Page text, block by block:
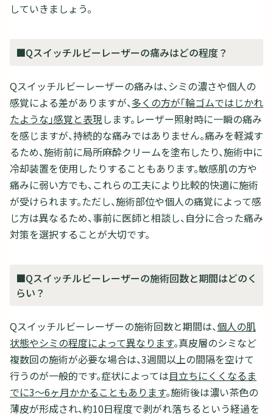
していきましょう。
■Qスイッチルビーレーザーの痛みはどの程度？
Qスイッチルビーレーザーの痛みは、シミの濃さや個人の
感覚による差がありますが、多くの方が「輪ゴムではじかれ
たような」感覚と表現します。レーザー照射時に一瞬の痛み
を感じますが、持続的な痛みではありません。痛みを軽減す
るため、施術前に局所麻酔クリームを塗布したり、施術中に
冷却装置を使用したりすることもあります。敏感肌の方や
痛みに弱い方でも、これらの工夫により比較的快適に施術
が受けられます。ただし、施術部位や個人の痛覚によって感
じ方は異なるため、事前に医師と相談し、自分に合った痛み
対策を選択することが大切です。
■Qスイッチルビーレーザーの施術回数と期間はどのく
らい？
Qスイッチルビーレーザーの施術回数と期間は、個人の肌
状態やシミの程度によって異なります。真皮層のシミなど
複数回の施術が必要な場合は、3週間以上の間隔を空けて
行うのが一般的です。症状によっては目立ちにくくなるま
でに3〜6ヶ月かかることもあります。施術後は濃い茶色の
薄皮が形成され、約10日程度で剥がれ落ちるという経過を